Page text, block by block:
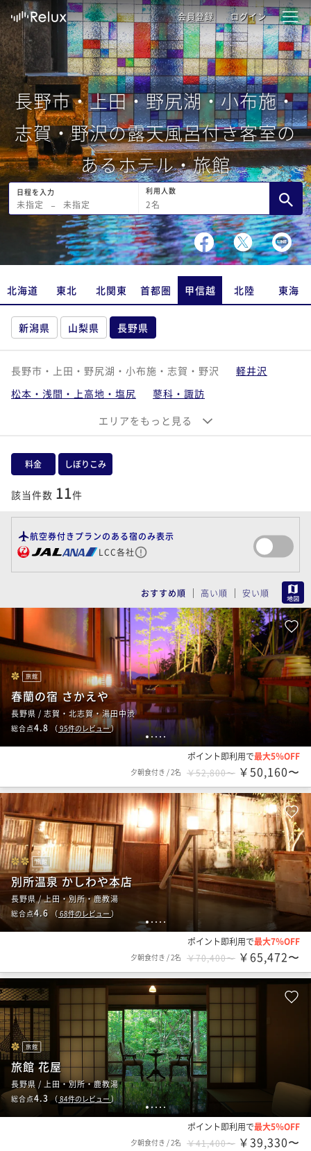
会員登録 ログイン
長野市・上田・野尻湖・小布施・
志賀・野沢の露天風呂付き客室の
あるホテル・旅館
日程を入力
未指定 − 未指定
利用人数
2名
北海道 東北 北関東 首都圏 甲信越 北陸 東海
新潟県 山梨県 長野県
長野市・上田・野尻湖・小布施・志賀・野沢
軽井沢
松本・浅間・上高地・塩尻
蓼科・諏訪
白馬・大町・安曇野
昼神・飯田・下伊那
エリアをもっと見る
料金 しぼりこみ
該当件数 11件
航空券付きプランのある宿のみ表示
LCC各社
おすすめ順 高い順 安い順
1 23 4 5
旅館
春蘭の宿 さかえや
長野県 / 志賀・北志賀・湯田中渋
総合点4.8 （ 95件のレビュー）
ポイント即利用で最大5％OFF
夕朝食付き /2名 ￥52,800〜 ￥50,160〜
1 2 3 4 5
旅館
別所温泉 かしわや本店
長野県 / 上田・別所・鹿教湯
総合点4.6 （ 68件のレビュー）
ポイント即利用で最大7％OFF
夕朝食付き /2名 ￥70,400〜 ￥65,472〜
1 2345
旅館
旅館 花屋
長野県 / 上田・別所・鹿教湯
総合点4.3 （ 84件のレビュー）
ポイント即利用で最大5％OFF
夕朝食付き /2名 ￥41,400〜 ￥39,330〜